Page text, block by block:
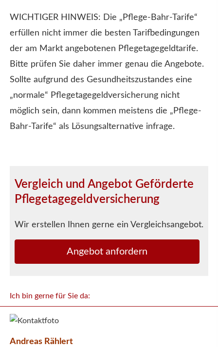
WICHTIGER HINWEIS: Die „Pflege-Bahr-Tarife“
erfüllen nicht immer die besten Tarifbedingungen
der am Markt angebotenen Pflegetagegeldtarife.
Bitte prüfen Sie daher immer genau die Angebote.
Sollte aufgrund des Gesundheitszustandes eine
„normale“ Pflegetagegeldversicherung nicht
möglich sein, dann kommen meistens die „Pflege-
Bahr-Tarife“ als Lösungsalternative infrage.
Vergleich und Angebot Geförderte
Pflegetagegeldversicherung
Wir erstellen Ihnen gerne ein Vergleichsangebot.
An­ge­bot an­for­dern
Ich bin gerne für Sie da:
Andreas Rählert